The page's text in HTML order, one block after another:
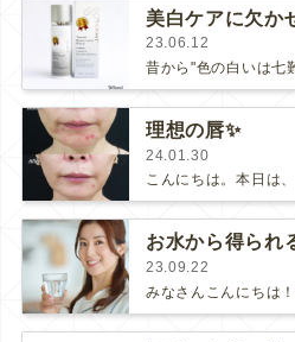
23.06.12
理想の唇✨
24.01.30
お水から得られ
23.09.22